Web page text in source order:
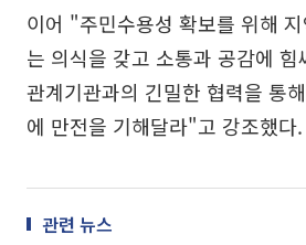
이어 "주민수용성 확보를 위해
는 의식을 갖고 소통과 공감에
관계기관과의 긴밀한 협력을 통
에 만전을 기해달라"고 강조했다.
관련 뉴스